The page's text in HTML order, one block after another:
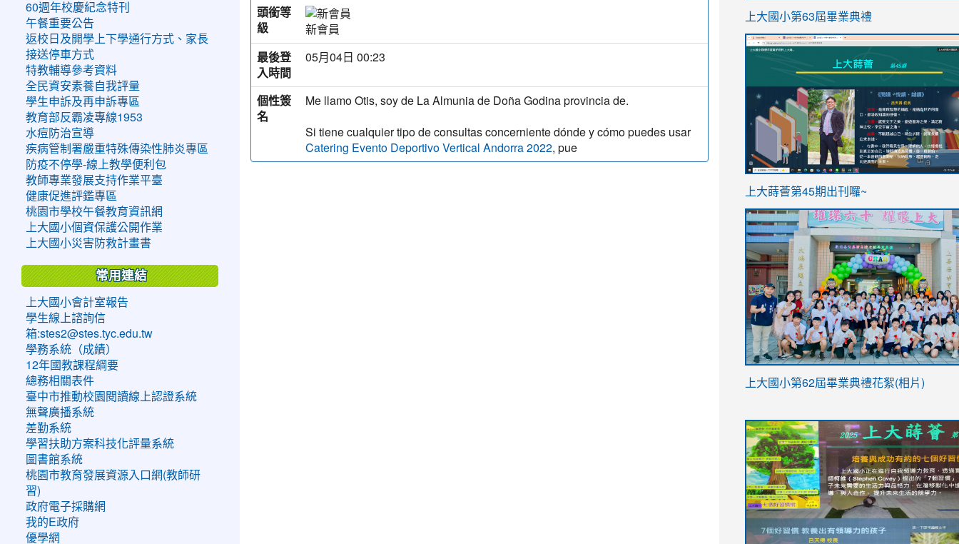
頭銜等
級
新會員
最後登
入時間
05月04日 00:23
個性簽
名
Me llamo Otis, soy de La Almunia de Doña Godina provincia de.
Si tiene cualquier tipo de consultas concerniente dónde y cómo puedes usar
Catering Evento Deportivo Vertical Andorra 2022, pue
60週年校慶紀念特刊
午餐重要公告
返校日及開學上下學通行方式、家長
接送停車方式
特教輔導參考資料
全民資安素養自我評量
學生申訴及再申訴專區
教育部反霸凌專線1953
水痘防治宣導
疾病管制署嚴重特殊傳染性肺炎專區
防疫不停學-線上教學便利包
教師專業發展支持作業平臺
健康促進評鑑專區
桃園市學校午餐教育資訊網
上大國小個資保護公開作業
上大國小災害防救計畫書
常用連結
上大國小會計室報告
學生線上諮詢信
箱:stes2@stes.tyc.edu.tw
學務系統（成績）
12年國教課程綱要
總務相關表件
臺中市推動校園閱讀線上認證系統
無聲廣播系統
差勤系統
學習扶助方案科技化評量系統
圖書館系統
桃園市教育發展資源入口網(教師研
習)
政府電子採購網
我的E政府
優學網
link
https://sites.google.com/stes.tyc.edu.tw/
上大國小第63屆畢業典禮
link
ink
https://sites.google.com/stes.tyc.edu.tw/
link
https://sites.google.com/stes.tyc.edu.tw/
上大蒔薈第45期出刊囉~
link
YfDQppRvyMk686kIw6SBbssEIZ6WnT/
usp=sharing
上大國小第62屆畢業典禮花絮(相片)
to
https://drive.google.com/file/d/1I-
YfDQppRvyMk686kIw6SBbssEIZ6WnT/
usp=sharing
to
https://sites.google.com/stes.tyc.edu.tw/